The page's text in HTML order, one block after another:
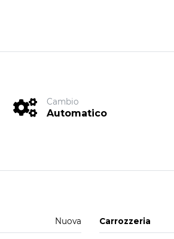
Cambio
Automatico
Nuova Carrozzeria